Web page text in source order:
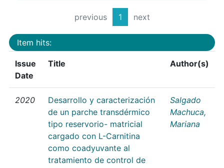
previous 1 next
Item hits:
Issue
Date
Title Author(s)
2020
Desarrollo y caracterización
de un parche transdérmico
tipo reservorio- matricial
cargado con L-Carnitina
como coadyuvante al
tratamiento de control de
Salgado
Machuca,
Mariana